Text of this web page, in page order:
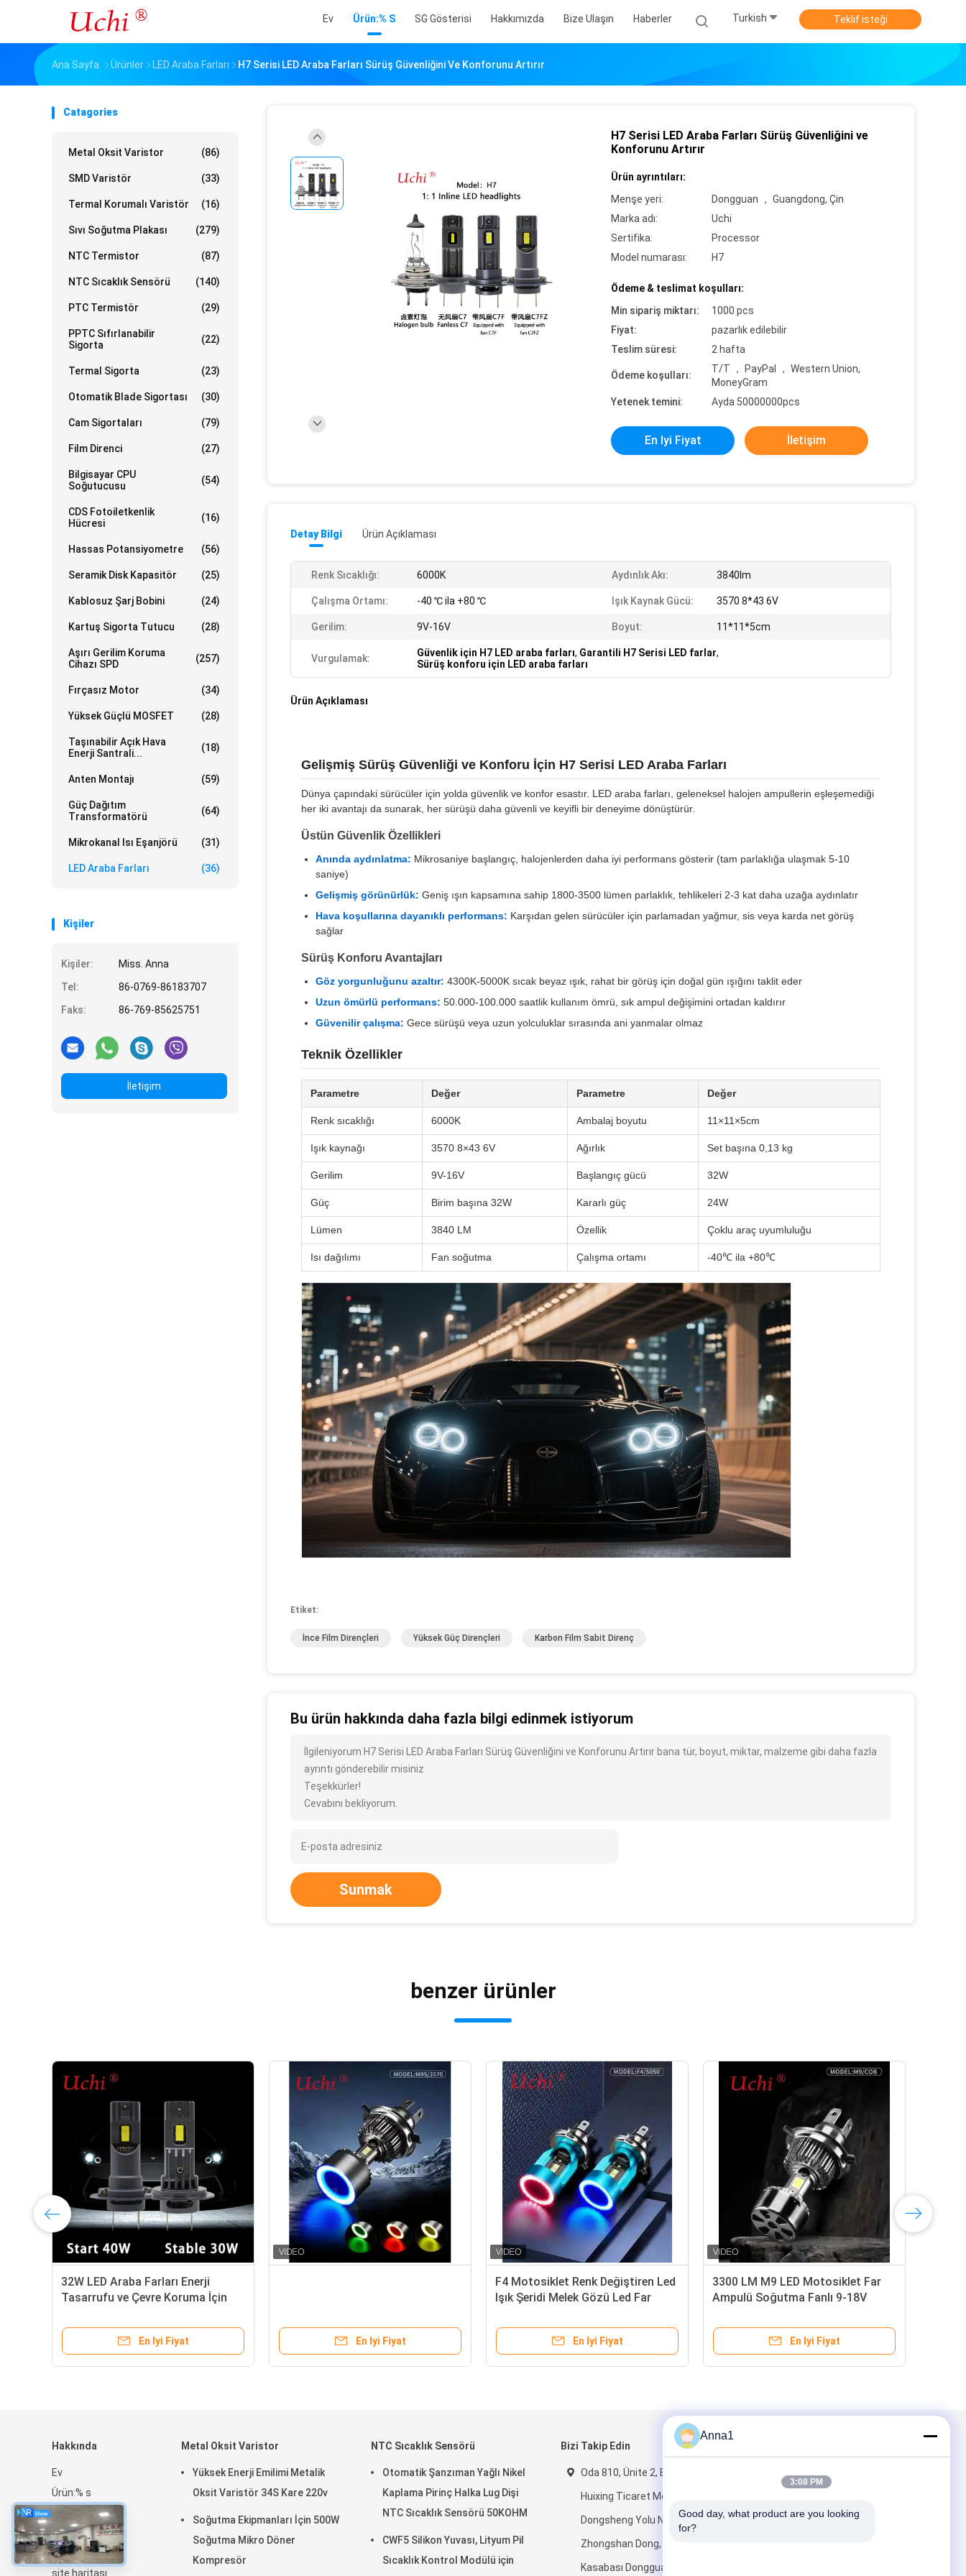
Ev Ürün:% S SG Gösterisi Hakkımızda Bize Ulaşın Haberler Turkish Teklif isteği
Ana Sayfa Ürünler LED Araba Farları H7 Serisi LED Araba Farları Sürüş Güvenliğini Ve Konforunu Artırır
Catagories
Metal Oksit Varistor (86)
SMD Varistör (33)
Termal Korumalı Varistör (16)
Sıvı Soğutma Plakası (279)
NTC Termistor (87)
NTC Sıcaklık Sensörü (140)
PTC Termistör (29)
PPTC Sıfırlanabilir
Sigorta
(22)
Termal Sigorta (23)
Otomatik Blade Sigortası (30)
Cam Sigortaları (79)
Film Direnci (27)
Bilgisayar CPU
Soğutucusu
(54)
CDS Fotoiletkenlik
Hücresi
(16)
Hassas Potansiyometre (56)
Seramik Disk Kapasitör (25)
Kablosuz Şarj Bobini (24)
Kartuş Sigorta Tutucu (28)
Aşırı Gerilim Koruma
Cihazı SPD
(257)
Fırçasız Motor (34)
Yüksek Güçlü MOSFET (28)
Taşınabilir Açık Hava
Enerji Santrali...
(18)
Anten Montajı (59)
Güç Dağıtım
Transformatörü
(64)
Mikrokanal Isı Eşanjörü (31)
LED Araba Farları (36)
Kişiler
Kişiler:
Miss. Anna
Tel:
86-0769-86183707
Faks:
86-769-85625751
İletişim
H7 Serisi LED Araba Farları Sürüş Güvenliğini ve
Konforunu Artırır
Ürün ayrıntıları:
Menşe yeri:
Dongguan ， Guangdong, Çin
Marka adı:
Uchi
Sertifika:
Processor
Model numarası:
H7
Ödeme & teslimat koşulları:
Min sipariş miktarı:
1000 pcs
Fiyat:
pazarlık edilebilir
Teslim süresi:
2 hafta
Ödeme koşulları:
T/T ， PayPal ， Western Union,
MoneyGram
Yetenek temini:
Ayda 50000000pcs
En Iyi Fiyat İletişim
Detay Bilgi Ürün Açıklaması
Renk Sıcaklığı: 6000K Aydınlık Akı: 3840lm
Çalışma Ortamı: -40 ℃ ila +80 ℃ Işık Kaynak Gücü: 3570 8*43 6V
Gerilim: 9V-16V Boyut: 11*11*5cm
Vurgulamak: Güvenlik için H7 LED araba farları, Garantili H7 Serisi LED farlar,
Sürüş konforu için LED araba farları
Ürün Açıklaması
Gelişmiş Sürüş Güvenliği ve Konforu İçin H7 Serisi LED Araba Farları
Dünya çapındaki sürücüler için yolda güvenlik ve konfor esastır. LED araba farları, geleneksel halojen ampullerin eşleşemediği
her iki avantajı da sunarak, her sürüşü daha güvenli ve keyifli bir deneyime dönüştürür.
Üstün Güvenlik Özellikleri
Anında aydınlatma: Mikrosaniye başlangıç, halojenlerden daha iyi performans gösterir (tam parlaklığa ulaşmak 5-10
saniye)
Gelişmiş görünürlük: Geniş ışın kapsamına sahip 1800-3500 lümen parlaklık, tehlikeleri 2-3 kat daha uzağa aydınlatır
Hava koşullarına dayanıklı performans: Karşıdan gelen sürücüler için parlamadan yağmur, sis veya karda net görüş
sağlar
Sürüş Konforu Avantajları
Göz yorgunluğunu azaltır: 4300K-5000K sıcak beyaz ışık, rahat bir görüş için doğal gün ışığını taklit eder
Uzun ömürlü performans: 50.000-100.000 saatlik kullanım ömrü, sık ampul değişimini ortadan kaldırır
Güvenilir çalışma: Gece sürüşü veya uzun yolculuklar sırasında ani yanmalar olmaz
Teknik Özellikler
Parametre Değer Parametre Değer
Renk sıcaklığı 6000K Ambalaj boyutu 11×11×5cm
Işık kaynağı 3570 8×43 6V Ağırlık Set başına 0,13 kg
Gerilim 9V-16V Başlangıç gücü 32W
Güç Birim başına 32W Kararlı güç 24W
Lümen 3840 LM Özellik Çoklu araç uyumluluğu
Isı dağılımı Fan soğutma Çalışma ortamı -40℃ ila +80℃
Etiket:
İnce Film Dirençleri Yüksek Güç Dirençleri Karbon Film Sabit Direnç
Bu ürün hakkında daha fazla bilgi edinmek istiyorum
İlgileniyorum H7 Serisi LED Araba Farları Sürüş Güvenliğini ve Konforunu Artırır bana tür, boyut, miktar, malzeme gibi daha fazla
ayrıntı gönderebilir misiniz
Teşekkürler!
Cevabını bekliyorum.
Sunmak
benzer ürünler
LED Motosiklet Far
Fanlı 9-18V
Düşük Enerji Tüketimi ve Uzun
Ömürlü 6000K LED Araba Farları
Çoklu araç modelleri ile uyumlu
küçük hacimli LED araba farları
Enerji tasarruflu otomobil
aydınlatma sistemi için LED araba
3200LM LED Araba
Parlaklık ve Güçlü
Hakkında
Ev
Ürün:% s
SG Gösterisi
Hakkımızda
Haberler
site haritası
Metal Oksit Varistor
Yüksek Enerji Emilimi Metalik
Oksit Varistör 34S Kare 220v
Soğutma Ekipmanları İçin 500W
Soğutma Mikro Döner
Kompresör
NTC Sıcaklık Sensörü
Otomatik Şanzıman Yağlı Nikel
Kaplama Pirinç Halka Lug Dişi
NTC Sıcaklık Sensörü 50KOHM
CWF5 Silikon Yuvası, Lityum Pil
Sıcaklık Kontrol Modülü için
Bizi Takip Edin
Oda 810, Ünite 2, Bina 5,
Huixing Ticaret Merkezi,
Dongsheng Yolu No.1,
Zhongshan Dong, Shilong
Kasabası Dongguan,
Anna1
3:08 PM
Good day, what product are you looking
for?